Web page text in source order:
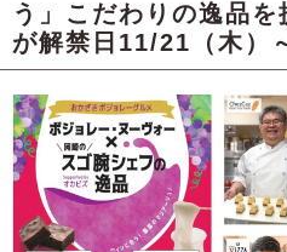
う」こだわりの逸品
が解禁日11/21（木）